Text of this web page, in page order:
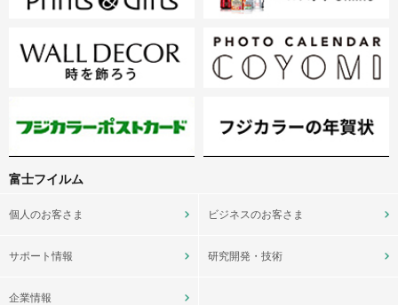
富士フイルム
個人のお客さま ビジネスのお客さま
サポート情報 研究開発・技術
企業情報